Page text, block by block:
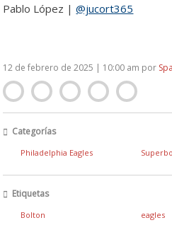
Pablo López |@jucort365
12 de febrero de 2025 | 10:00 am por
Categorías
Philadelphia Eagles
Etiquetas
Bolton eagles